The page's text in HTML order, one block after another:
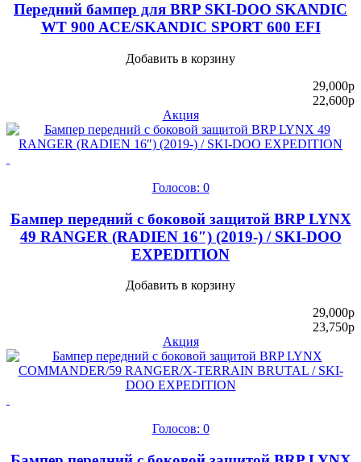
Передний бампер для BRP SKI-DOO SKANDIC
WT 900 ACE/SKANDIC SPORT 600 EFI
Добавить в корзину
29,000p
22,600p
Акция
Голосов: 0
Бампер передний с боковой защитой BRP LYNX
49 RANGER (RADIEN 16″) (2019-) / SKI-DOO
EXPEDITION
Добавить в корзину
29,000p
23,750p
Акция
Голосов: 0